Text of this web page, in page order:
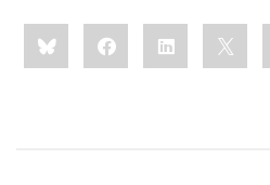
Share
this:BlueskyFacebookLinkedIn